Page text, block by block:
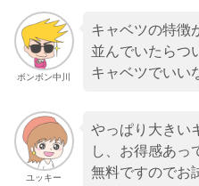
ボンボン中川
キャベツの特徴
並んでいたらつ
キャベツでいい
ユッキー
やっぱり大きい
し、お得感あっ
無料ですのでお